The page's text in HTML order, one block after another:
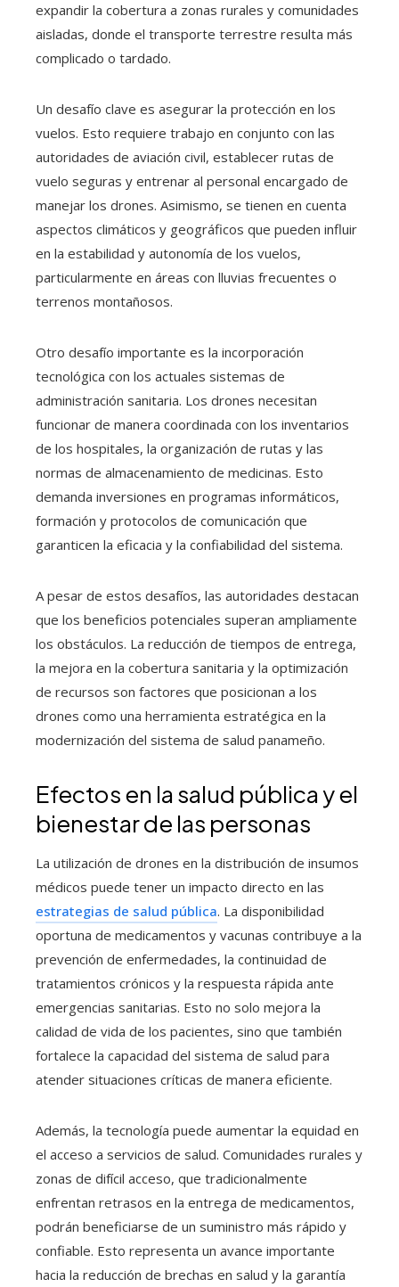
expandir la cobertura a zonas rurales y comunidades
aisladas, donde el transporte terrestre resulta más
complicado o tardado.
Un desafío clave es asegurar la protección en los
vuelos. Esto requiere trabajo en conjunto con las
autoridades de aviación civil, establecer rutas de
vuelo seguras y entrenar al personal encargado de
manejar los drones. Asimismo, se tienen en cuenta
aspectos climáticos y geográficos que pueden influir
en la estabilidad y autonomía de los vuelos,
particularmente en áreas con lluvias frecuentes o
terrenos montañosos.
Otro desafío importante es la incorporación
tecnológica con los actuales sistemas de
administración sanitaria. Los drones necesitan
funcionar de manera coordinada con los inventarios
de los hospitales, la organización de rutas y las
normas de almacenamiento de medicinas. Esto
demanda inversiones en programas informáticos,
formación y protocolos de comunicación que
garanticen la eficacia y la confiabilidad del sistema.
A pesar de estos desafíos, las autoridades destacan
que los beneficios potenciales superan ampliamente
los obstáculos. La reducción de tiempos de entrega,
la mejora en la cobertura sanitaria y la optimización
de recursos son factores que posicionan a los
drones como una herramienta estratégica en la
modernización del sistema de salud panameño.
Efectos en la salud pública y el
bienestar de las personas
La utilización de drones en la distribución de insumos
médicos puede tener un impacto directo en las
estrategias de salud pública. La disponibilidad
oportuna de medicamentos y vacunas contribuye a la
prevención de enfermedades, la continuidad de
tratamientos crónicos y la respuesta rápida ante
emergencias sanitarias. Esto no solo mejora la
calidad de vida de los pacientes, sino que también
fortalece la capacidad del sistema de salud para
atender situaciones críticas de manera eficiente.
Además, la tecnología puede aumentar la equidad en
el acceso a servicios de salud. Comunidades rurales y
zonas de difícil acceso, que tradicionalmente
enfrentan retrasos en la entrega de medicamentos,
podrán beneficiarse de un suministro más rápido y
confiable. Esto representa un avance importante
hacia la reducción de brechas en salud y la garantía